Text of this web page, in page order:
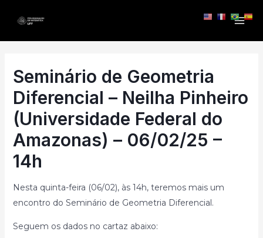
Seminário de Geometria
Diferencial – Neilha Pinheiro
(Universidade Federal do
Amazonas) – 06/02/25 –
14h
Nesta quinta-feira (06/02), às 14h, teremos mais um
encontro do Seminário de Geometria Diferencial.
Seguem os dados no cartaz abaixo: